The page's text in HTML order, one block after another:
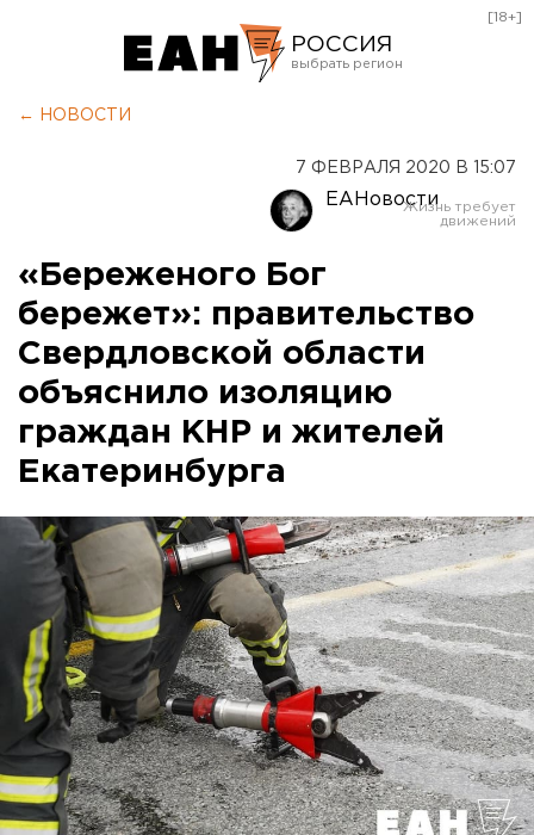
РОССИЯ
Оренбург
[18+]
← НОВОСТИ
7 ФЕВРАЛЯ 2020 В 15:07
ЕАНовости
«Береженого Бог
бережет»: правительство
Свердловской области
объяснило изоляцию
граждан КНР и жителей
Екатеринбурга